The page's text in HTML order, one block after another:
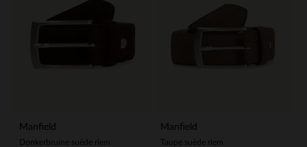
Manfield
Donkerbruine suède riem
Manfield
Taupe suède riem